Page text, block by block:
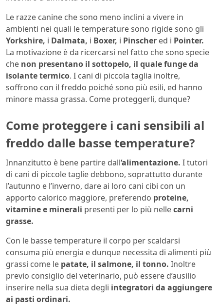
Le razze canine che sono meno inclini a vivere in
ambienti nei quali le temperature sono rigide sono gli
Yorkshire, i Dalmata, i Boxer, i Pinscher ed i Pointer.
La motivazione è da ricercarsi nel fatto che sono specie
che non presentano il sottopelo, il quale funge da
isolante termico. I cani di piccola taglia inoltre,
soffrono con il freddo poiché sono più esili, ed hanno
minore massa grassa. Come proteggerli, dunque?
Come proteggere i cani sensibili al
freddo dalle basse temperature?
Innanzitutto è bene partire dall‘alimentazione. I tutori
di cani di piccole taglie debbono, soprattutto durante
l’autunno e l’inverno, dare ai loro cani cibi con un
apporto calorico maggiore, preferendo proteine,
vitamine e minerali presenti per lo più nellecarni
grasse.
Con le basse temperature il corpo per scaldarsi
consuma più energia e dunque necessita di alimenti più
grassi come le patate, il salmone, il tonno. Inoltre
previo consiglio del veterinario, può essere d’ausilio
inserire nella sua dieta degli integratori da aggiungere
ai pasti ordinari.